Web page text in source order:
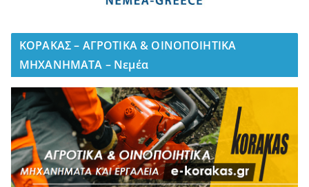
ΚΟΡΑΚΑΣ – ΑΓΡΟΤΙΚΑ & ΟΙΝΟΠΟΙΗΤΙΚΑ
ΜΗΧΑΝΗΜΑΤΑ – Νεμέα